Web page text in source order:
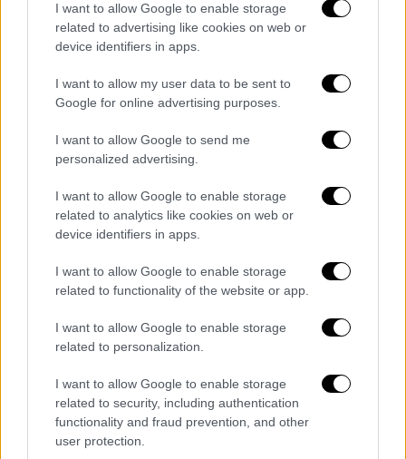
I want to allow Google to enable storage
related to advertising like cookies on web or
device identifiers in apps.
I want to allow my user data to be sent to
Google for online advertising purposes.
I want to allow Google to send me
personalized advertising.
I want to allow Google to enable storage
related to analytics like cookies on web or
device identifiers in apps.
I want to allow Google to enable storage
related to functionality of the website or app.
I want to allow Google to enable storage
related to personalization.
I want to allow Google to enable storage
related to security, including authentication
functionality and fraud prevention, and other
user protection.
ΟΛΕΣ ΟΙ ΕΙΔΗΣΕΙΣ
Δίκη για δολοφονία Άλκη Καμπανού –
Πρόταση εισαγγελέα: Ένοχοι και οι 12
κατηγορούμενοι για ανθρωποκτονία σε
ήρεμη ψυχική κατάσταση
Διπλή εκτέλεση στον Κορυδαλλό:
Μυστήριο με το όχημα της δολοφονίας
– Ανήκει στον ΣΚΑΪ, αναμένεται
κατάθεση στις Αρχές
Συντετριμμένοι οι γιοι και η κόρη του
στο τελευταίο «αντίο»
Κυκλοφόρησε τo επίσημο τρέιλερ της
ταινίας «Poor Things» του Γιώργου
Λάνθιμου
Πληθωρισμός: Μειώθηκε στο 2,8% τον
Μάιο - Παραμένει η ακρίβεια στα
τρόφιμα